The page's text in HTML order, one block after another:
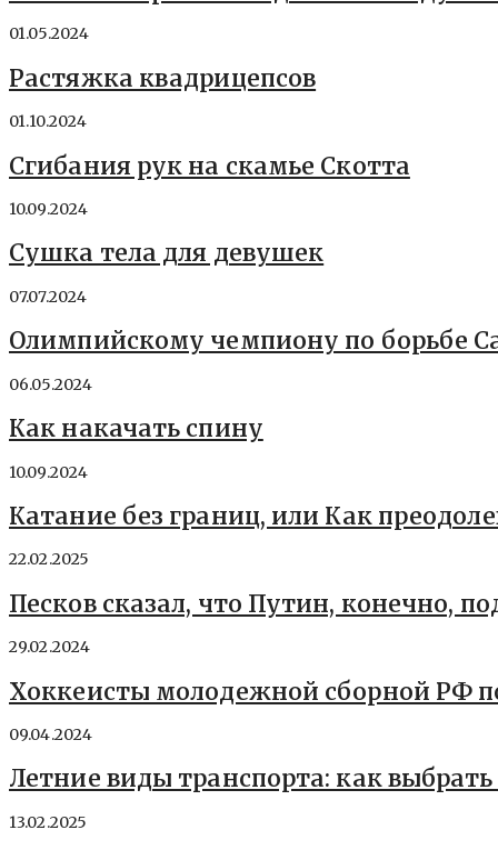
01.05.2024
Растяжка квадрицепсов
01.10.2024
Сгибания рук на скамье Скотта
10.09.2024
Сушка тела для девушек
07.07.2024
Олимпийскому чемпиону по борьбе
06.05.2024
Как накачать спину
10.09.2024
Катание без границ, или Как
22.02.2025
Песков сказал, что Путин, конечно,
29.02.2024
Хоккеисты молодежной сборной РФ
09.04.2024
Летние виды транспорта: как
13.02.2025